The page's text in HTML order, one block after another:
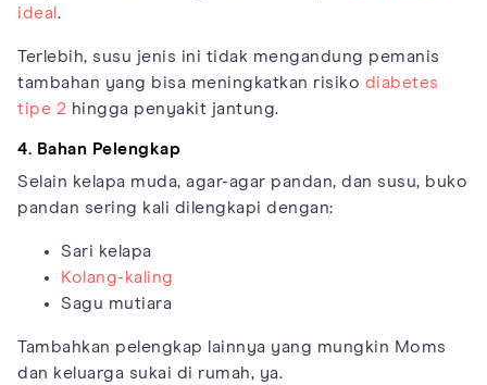
ideal.
Terlebih, susu jenis ini tidak mengandung pemanis
tambahan yang bisa meningkatkan risiko diabetes
tipe 2 hingga penyakit jantung.
4. Bahan Pelengkap
Selain kelapa muda, agar-agar pandan, dan susu, buko
pandan sering kali dilengkapi dengan:
Sari kelapa
Kolang-kaling
Sagu mutiara
Tambahkan pelengkap lainnya yang mungkin Moms
dan keluarga sukai di rumah, ya.